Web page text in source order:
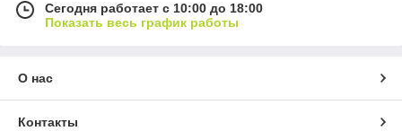
Сегодня работает с 10:00 до 18:00
Показать весь график работы
О нас
Контакты